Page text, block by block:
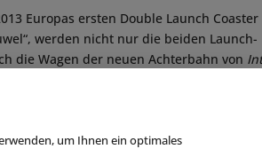
um Ihnen ein optimales
Europas ersten Double Launch Coaster
werden nicht nur die beiden Launch-
die Wagen der neuen Achterbahn von
dienten sogenannte ATVs (all-
auf wilde Fahrt über die einen
Sommerland in seine neuste Attraktion –